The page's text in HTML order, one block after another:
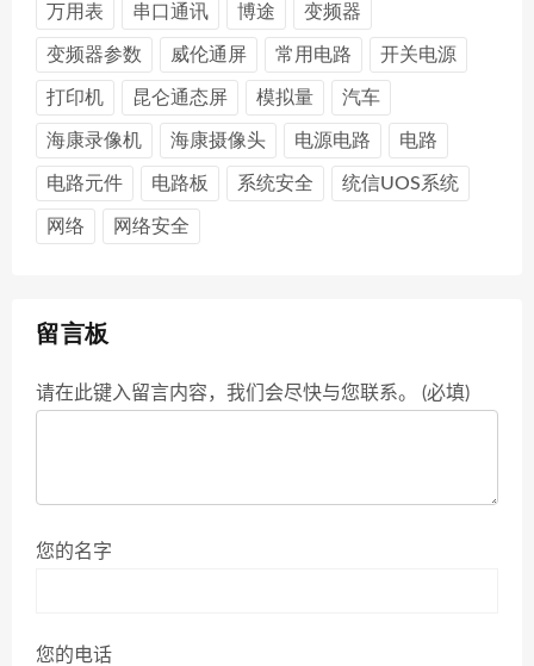
万用表 串口通讯 博途 变频器
变频器参数 威伦通屏 常用电路 开关电源
打印机 昆仑通态屏 模拟量 汽车
海康录像机 海康摄像头 电源电路 电路
电路元件 电路板 系统安全 统信UOS系统
网络 网络安全
留言板
请在此键入留言内容，我们会尽快与您联系。 (必填)
您的名字
您的电话